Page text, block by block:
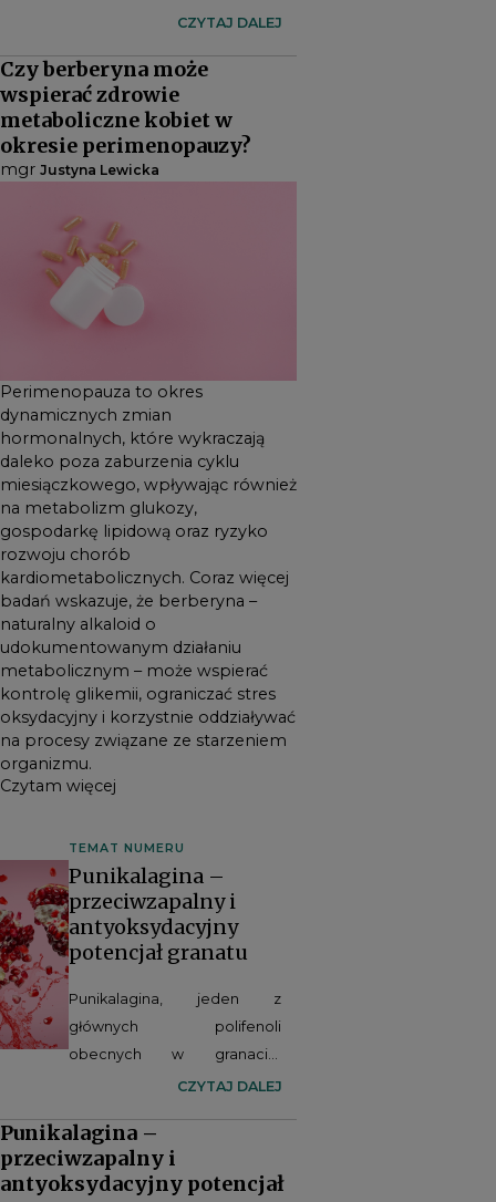
wykraczają daleko poza
miesiączkowego, wpływając
również na metabolizm
glukozy, gospodarkę lipidową
oraz ryzyko rozwoju chorób
kardiometabolicznych. Coraz
berberyna – naturalny
alkaloid o
udokumentowanym działaniu
metabolicznym – może
ograniczać stres oksydacyjny
i korzystnie oddziaływać na
procesy związane ze
starzeniem organizmu.
CZYTAJ DALEJ
Czy berberyna może
wspierać zdrowie
metaboliczne kobiet w
okresie perimenopauzy?
mgr Justyna Lewicka
Perimenopauza to okres
dynamicznych zmian
hormonalnych, które wykraczają
daleko poza zaburzenia cyklu
miesiączkowego, wpływając również
na metabolizm glukozy,
gospodarkę lipidową oraz ryzyko
rozwoju chorób
kardiometabolicznych. Coraz więcej
badań wskazuje, że berberyna –
naturalny alkaloid o
udokumentowanym działaniu
metabolicznym – może wspierać
kontrolę glikemii, ograniczać stres
oksydacyjny i korzystnie oddziaływać
na procesy związane ze starzeniem
organizmu.
Czytam więcej
TEMAT NUMERU
Punikalagina –
przeciwzapalny i
antyoksydacyjny
potencjał granatu
Punikalagina, jeden z
głównych polifenoli
obecnych w granacie,
wzbudza coraz większe
ze względu na swoje
właściwości antyoksydacyjne
i przeciwzapalne. Badania
CZYTAJ DALEJ
Punikalagina –
przeciwzapalny i
antyoksydacyjny potencjał